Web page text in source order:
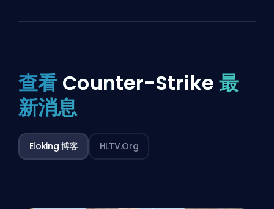
查看 Counter-Strike 最
新消息
Eloking 博客 HLTV.org